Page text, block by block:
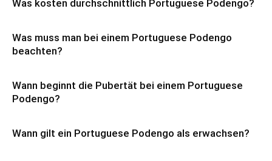
Was kosten durchschnittlich Portuguese Podengo?
Was muss man bei einem Portuguese Podengo
beachten?
Wann beginnt die Pubertät bei einem Portuguese
Podengo?
Wann gilt ein Portuguese Podengo als erwachsen?